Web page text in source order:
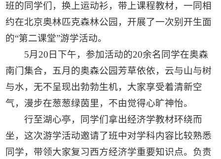
班的同学们，换上运动衫，带上课程教材，一同相
约在北京奥林匹克森林公园，开展了一次别开生面
的“第二课堂”游学活动。
5月20日下午，参加活动的20余名同学在奥森
南门集合，五月的奥森公园芳草依依，云与山与树
与水，无不呈现出勃勃生机，大家享受着清新空
气，漫步在葱葱绿茵里，不由觉得心旷神怡。
行至湖心亭，同学们拿出经济学教材环绕而
坐，这次游学活动邀请了班中对学科内容比较熟悉
同学，带领大家复习西方经济学重要知识点。负责